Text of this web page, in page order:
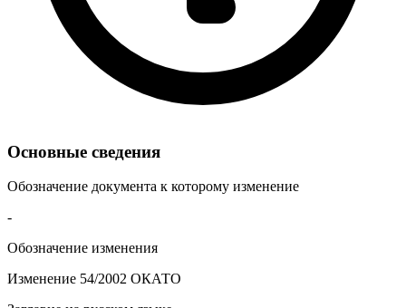
Основные сведения
Обозначение документа к которому изменение
-
Обозначение изменения
Изменение 54/2002 ОКАТО